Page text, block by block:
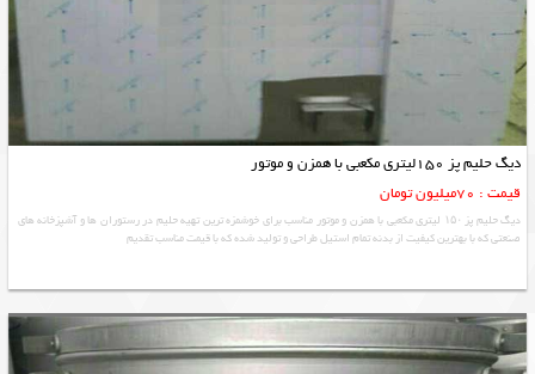
دیگ حلیم پز 150لیتری مکعبی با همزن و موتور
قیمت : 70میلیون تومان
دیگ حلیم پز ۱۵۰ لیتری مکعبی با همزن و موتور مناسب برای خوشمزه ترین تهیه حلیم در رستوران ها و آشپزخانه های
صنعتی که با بهترین کیفیت از بدنه تمام استیل طراحی و تولید شده که با قیمت مناسب تقدیم